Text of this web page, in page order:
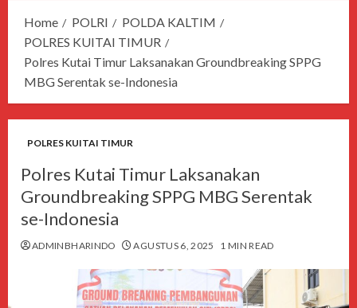
Home POLRI
POLDA KALTIM
POLRES KUITAI TIMUR
Polres Kutai Timur Laksanakan Groundbreaking SPPG
MBG Serentak se-Indonesia
POLRES KUITAI TIMUR
Polres Kutai Timur Laksanakan
Groundbreaking SPPG MBG Serentak
se-Indonesia
ADMINBHARINDO AGUSTUS 6, 2025 1 MIN READ